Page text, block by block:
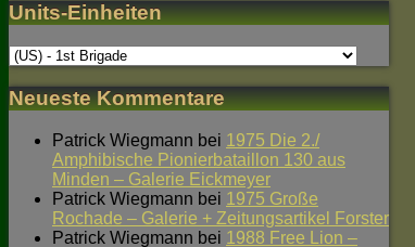
Units-Einheiten
Neueste Kommentare
Patrick Wiegmann bei 1975 Die 2./
Amphibische Pionierbataillon 130 aus
Minden – Galerie Eickmeyer
Patrick Wiegmann bei 1975 Große
Rochade – Galerie + Zeitungsartikel Forster
Patrick Wiegmann bei 1988 Free Lion –